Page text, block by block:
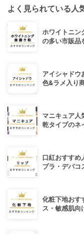
よく見られている人
ホワイトニン
の多い市販品
アイシャドウ
色&ラメ入り
マニキュア人
乾タイプのネ
口紅おすすめ
プラ・デパコ
化粧下地おす
ス・敏感肌向